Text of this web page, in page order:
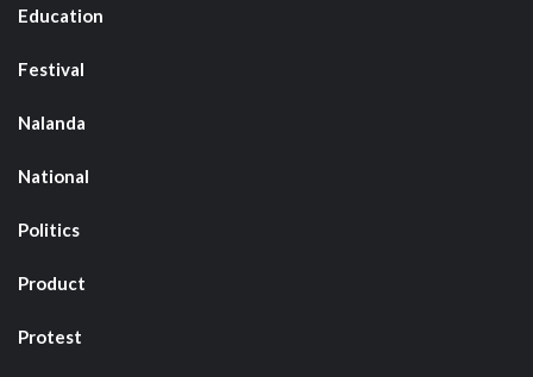
Education
Festival
Nalanda
National
Politics
Product
Protest